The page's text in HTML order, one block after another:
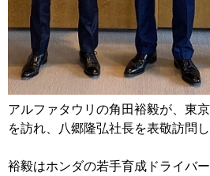
アルファタウリの角田裕毅が、東
を訪れ、八郷隆弘社長を表敬訪問
裕毅はホンダの若手育成ドライバ